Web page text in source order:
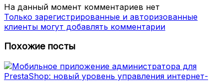
На данный момент комментариев нет
Только зарегистрированные и авторизованные
клиенты могут добавлять комментарии
Похожие посты